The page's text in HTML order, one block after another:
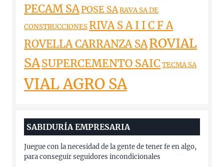
PECAM SAPOSE SARAVA SA DE
CONSTRUCCIONES RIVA S A I I C F A
ROVELLA CARRANZA SAROVIAL
SASUPERCEMENTO SAIC TECMA SA
VIAL AGRO SA
SABIDURÍA EMPRESARIA
Juegue con la necesidad de la gente de tener fe en algo,
para conseguir seguidores incondicionales